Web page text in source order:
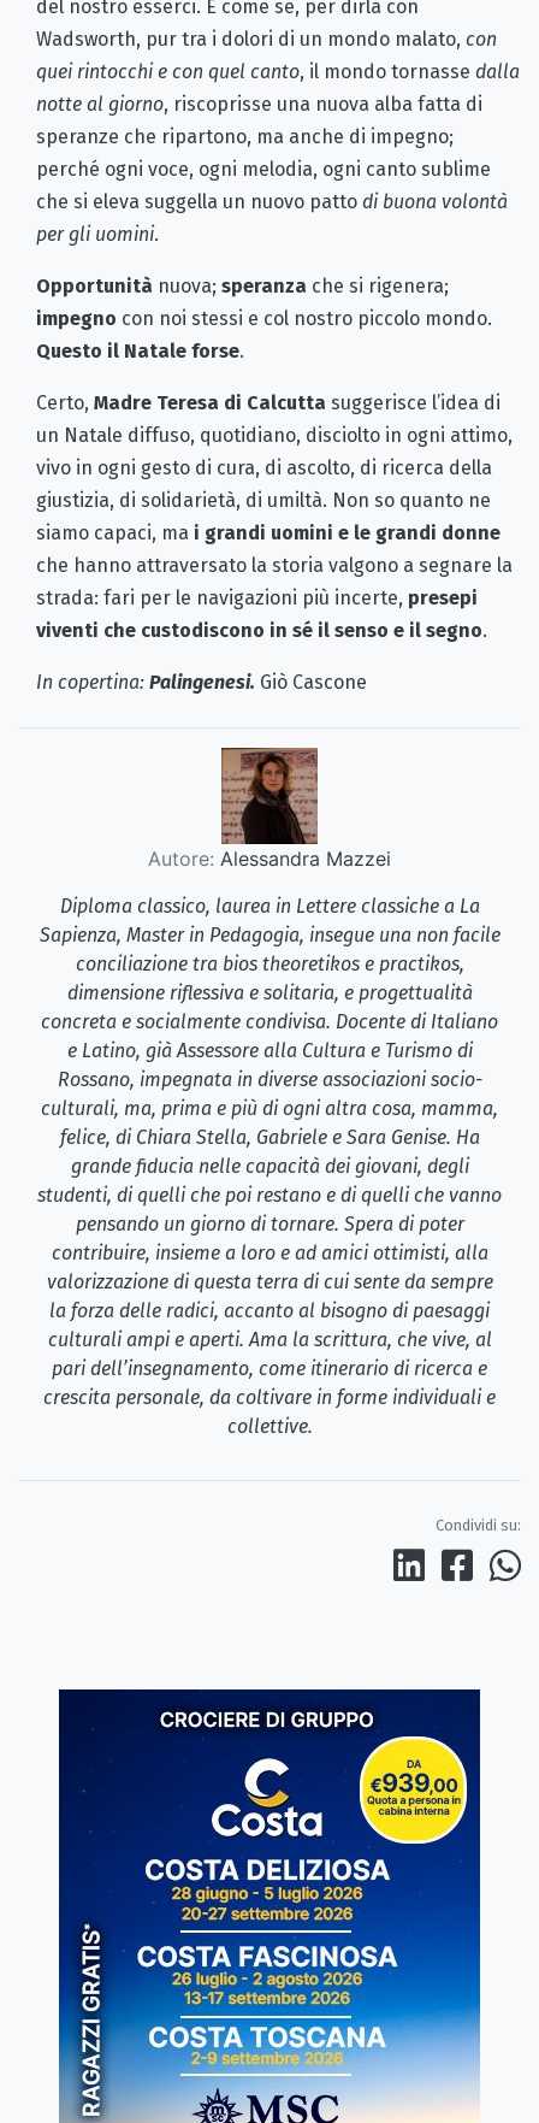
del nostro esserci. É come se, per dirla con
Wadsworth, pur tra i dolori di un mondo malato, con
quei rintocchi e con quel canto, il mondo tornasse dalla
notte al giorno, riscoprisse una nuova alba fatta di
speranze che ripartono, ma anche di impegno;
perché ogni voce, ogni melodia, ogni canto sublime
che si eleva suggella un nuovo patto di buona volontà
per gli uomini.
Opportunità nuova; speranza che si rigenera;
impegno con noi stessi e col nostro piccolo mondo.
Questo il Natale forse.
Certo, Madre Teresa di Calcutta suggerisce l’idea di
un Natale diffuso, quotidiano, disciolto in ogni attimo,
vivo in ogni gesto di cura, di ascolto, di ricerca della
giustizia, di solidarietà, di umiltà. Non so quanto ne
siamo capaci, ma i grandi uomini e le grandi donne
che hanno attraversato la storia valgono a segnare la
strada: fari per le navigazioni più incerte, presepi
viventi che custodiscono in sé il senso e il segno.
In copertina: Palingenesi. Giò Cascone
Autore: Alessandra Mazzei
Diploma classico, laurea in Lettere classiche a La
Sapienza, Master in Pedagogia, insegue una non facile
conciliazione tra bios theoretikos e practikos,
dimensione riflessiva e solitaria, e progettualità
concreta e socialmente condivisa. Docente di Italiano
e Latino, già Assessore alla Cultura e Turismo di
Rossano, impegnata in diverse associazioni socio-
culturali, ma, prima e più di ogni altra cosa, mamma,
felice, di Chiara Stella, Gabriele e Sara Genise. Ha
grande fiducia nelle capacità dei giovani, degli
studenti, di quelli che poi restano e di quelli che vanno
pensando un giorno di tornare. Spera di poter
contribuire, insieme a loro e ad amici ottimisti, alla
valorizzazione di questa terra di cui sente da sempre
la forza delle radici, accanto al bisogno di paesaggi
culturali ampi e aperti. Ama la scrittura, che vive, al
pari dell’insegnamento, come itinerario di ricerca e
crescita personale, da coltivare in forme individuali e
collettive.
Condividi su: